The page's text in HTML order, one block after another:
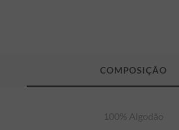
100% Algodão